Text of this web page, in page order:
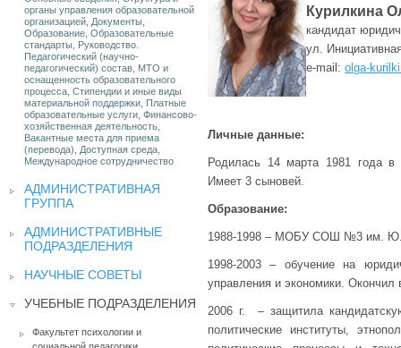
органы управления образовательной
организацией, Документы,
Образование, Образовательные
стандарты, Руководство.
Педагогический (научно-
педагогический) состав, МТО и
оснащенность образовательного
процесса, Стипендии и иные виды
материальной поддержки, Платные
образовательные услуги, Финансово-
хозяйственная деятельность,
Вакантные места для приема
(перевода), Доступная среда,
Международное сотрудничество
АДМИНИСТРАТИВНАЯ
ГРУППА
АДМИНИСТРАТИВНЫЕ
ПОДРАЗДЕЛЕНИЯ
НАУЧНЫЕ СОВЕТЫ
УЧЕБНЫЕ ПОДРАЗДЕЛЕНИЯ
Факультет психологии и
Курилкина
кандидат
ул.
e-mail: olga-
Личные данные:
Родилась 14 марта 1981 года в
Имеет 3 сыновей.
Образование:
1988-1998 – МОБУ СОШ №3 им.
1998-2003 – обучение на
управления и экономики.
2006 г. – защитила
политические институты,